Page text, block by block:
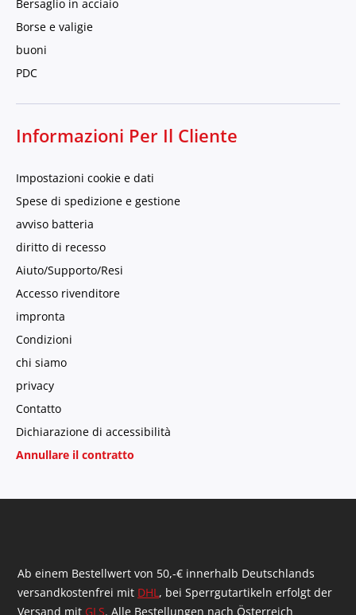
Bersaglio in acciaio
Borse e valigie
buoni
PDC
Informazioni Per Il Cliente
Impostazioni cookie e dati
Spese di spedizione e gestione
avviso batteria
diritto di recesso
Aiuto/Supporto/Resi
Accesso rivenditore
impronta
Condizioni
chi siamo
privacy
Contatto
Dichiarazione di accessibilità
Annullare il contratto
Ab einem Bestellwert von 50,-€ innerhalb Deutschlands
versandkostenfrei mit DHL, bei Sperrgutartikeln erfolgt der
Versand mit GLS. Alle Bestellungen nach Österreich